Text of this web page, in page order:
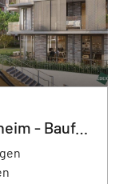
Village im Dritten - Urban Daheim - Baufeld 13